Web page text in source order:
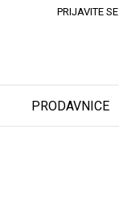
PRIJAVITE SE
PRODAVNICE